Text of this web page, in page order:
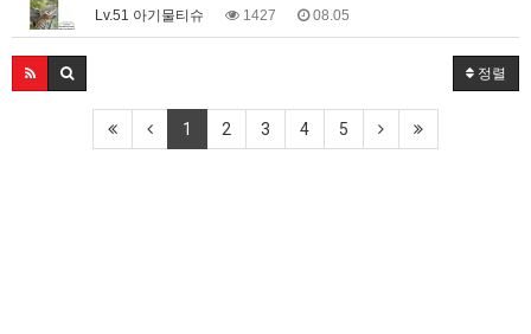
Lv.51 아기물티슈 1427 08.05
정렬
1 2 3 4 5